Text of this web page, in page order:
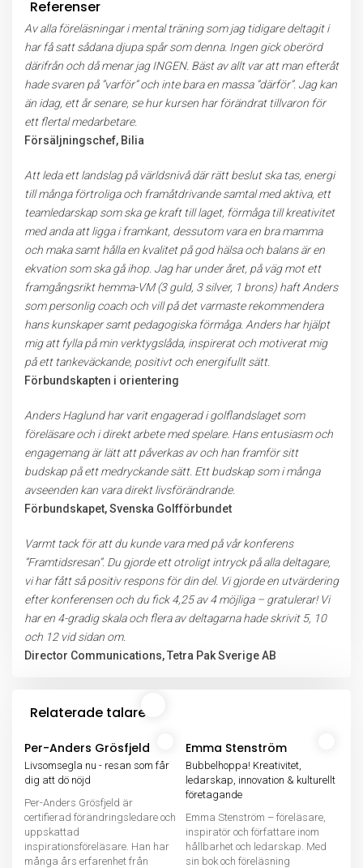
Referenser
Av alla föreläsningar i mental träning som jag tidigare deltagit i
har få satt sådana djupa spår som denna. Ingen gick oberörd
därifrån och då menar jag INGEN. Bäst av allt var att man efteråt
hade svaren på ”varför” och inte bara en massa ”därför”. Jag kan
än idag, ett år senare, se hur kursen har förändrat tillvaron för
ett flertal medarbetare.
Försäljningschef, Bilia
Att leda ett landslag på världsnivå där rätt beslut ska tas, energi
till många förtroliga och framåtdrivande samtal med aktiva, ett
teamledarskap som ska ge kraft till laget, förmåga till kreativitet
med anda att ligga i framkant, dessutom vara en bra mamma
och maka samt hålla en kvalitet på god hälsa och balans är en
ekvation som ska gå ihop. Jag har under året, på väg mot ett
framgångsrikt hemma-VM (3 guld, 3 silver, 1 brons) haft Anders
som personlig coach och vill på det varmaste rekommendera
hans kunskaper samt pedagogiska förmåga. Anders har hjälpt
mig att fylla på min verktygslåda, inspirerat och motiverat mig
på ett tankeväckande, positivt och energifullt sätt.
Förbundskapten i orientering
Anders Haglund har varit engagerad i golflandslaget som
föreläsare och i direkt arbete med spelare. Hans entusiasm och
engagemang är lätt att påverkas av och han framför sitt
budskap på ett medryckande sätt. Ett budskap som i många
avseenden kan vara direkt livsförändrande.
Förbundskapet, Svenska Golfförbundet
Varmt tack för att du kunde vara med på vår konferens
”Framtidsresan”. Du gjorde ett otroligt intryck på alla deltagare,
vi har fått så positiv respons för din del. Vi gjorde en utvärdering
efter konferensen och du fick 4,25 av 4 möjliga – gratulerar! Vi
har en 4-gradig skala och flera av deltagarna hade skrivit 5, 10
och 12 vid sidan om.
Director Communications, Tetra Pak Sverige AB
Relaterade talare
Per-Anders Grösfjeld
Livsomsegla nu - resan som får
dig att dö nöjd
Per-Anders Grösfjeld är
certifierad förändringsledare och
uppskattad
inspirationsföreläsare. Han har
många års erfarenhet från
Emma Stenström
Bubbelhoppa! Kreativitet,
ledarskap, innovation & kulturellt
företagande
Emma Stenström – föreläsare,
inspiratör och författare inom
hållbarhet och ledarskap. Med
sin bok och föreläsning